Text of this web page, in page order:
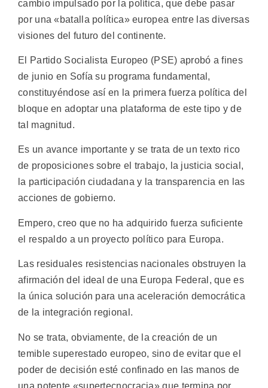
cambio impulsado por la política, que debe pasar
por una «batalla política» europea entre las diversas
visiones del futuro del continente.
El Partido Socialista Europeo (PSE) aprobó a fines
de junio en Sofía su programa fundamental,
constituyéndose así en la primera fuerza política del
bloque en adoptar una plataforma de este tipo y de
tal magnitud.
Es un avance importante y se trata de un texto rico
de proposiciones sobre el trabajo, la justicia social,
la participación ciudadana y la transparencia en las
acciones de gobierno.
Empero, creo que no ha adquirido fuerza suficiente
el respaldo a un proyecto político para Europa.
Las residuales resistencias nacionales obstruyen la
afirmación del ideal de una Europa Federal, que es
la única solución para una aceleración democrática
de la integración regional.
No se trata, obviamente, de la creación de un
temible superestado europeo, sino de evitar que el
poder de decisión esté confinado en las manos de
una potente «supertecnocracia» que termina por